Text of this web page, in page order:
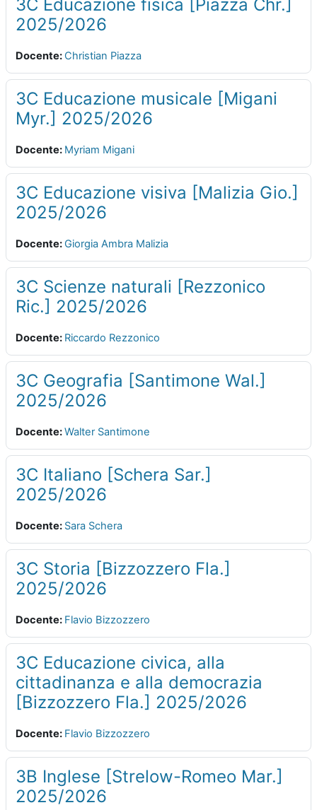
3C Educazione fisica [Piazza Chr.]
2025/2026
Docente: Christian Piazza
3C Educazione musicale [Migani
Myr.] 2025/2026
Docente: Myriam Migani
3C Educazione visiva [Malizia Gio.]
2025/2026
Docente: Giorgia Ambra Malizia
3C Scienze naturali [Rezzonico
Ric.] 2025/2026
Docente: Riccardo Rezzonico
3C Geografia [Santimone Wal.]
2025/2026
Docente:Walter Santimone
3C Italiano [Schera Sar.]
2025/2026
Docente: Sara Schera
3C Storia [Bizzozzero Fla.]
2025/2026
Docente: Flavio Bizzozzero
3C Educazione civica, alla
cittadinanza e alla democrazia
[Bizzozzero Fla.] 2025/2026
Docente: Flavio Bizzozzero
3B Inglese [Strelow-Romeo Mar.]
2025/2026